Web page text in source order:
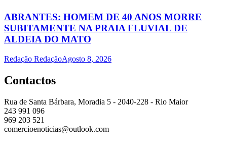
ABRANTES: HOMEM DE 40 ANOS MORRE
SUBITAMENTE NA PRAIA FLUVIAL DE
ALDEIA DO MATO
Redação RedaçãoAgosto 8, 2026
Contactos
Rua de Santa Bárbara, Moradia 5 - 2040-228 - Rio Maior
243 991 096
969 203 521
comercioenoticias@outlook.com